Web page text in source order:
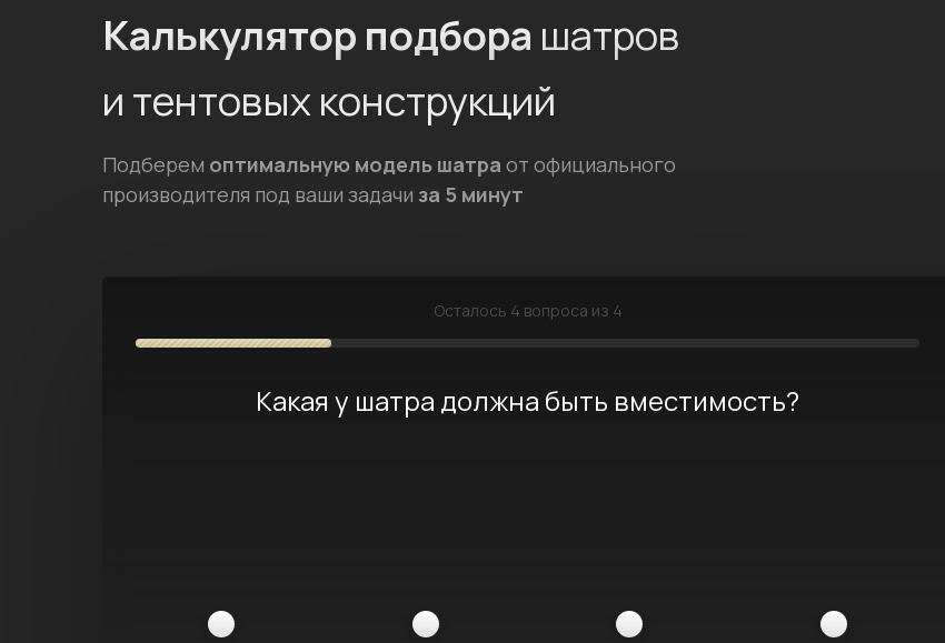
Калькулятор подбора шатров
и тентовых конструкций
Подберем оптимальную модель шатра от официального
производителя под ваши задачи за 5 минут
Осталось 4 вопроса из 4
Какая у шатра должна быть вместимость?